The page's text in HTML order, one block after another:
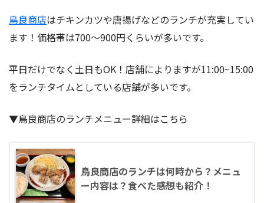
鳥良商店はチキンカツや唐揚げなどのランチが充実してい
ます！価格帯は700〜900円くらいが多いです。
平日だけでなく土日もOK！店舗によりますが11:00~15:00
をランチタイムとしている店舗が多いです。
▼鳥良商店のランチメニュー詳細はこちら
鳥良商店のランチは何時から？メニュ
ー内容は？食べた感想も紹介！